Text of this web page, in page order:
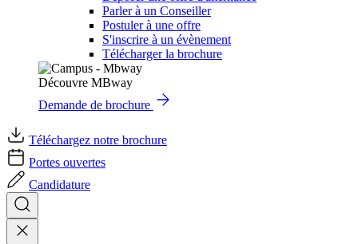
Parler à un Conseiller
Postuler à une offre
S'inscrire à un évènement
Télécharger la brochure
Découvre MBway
Demande de brochure
Téléchargez notre brochure
Portes ouvertes
Candidature